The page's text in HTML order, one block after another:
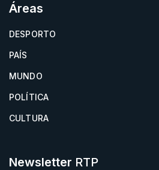
Áreas
DESPORTO
PAÍS
MUNDO
POLÍTICA
CULTURA
Newsletter RTP